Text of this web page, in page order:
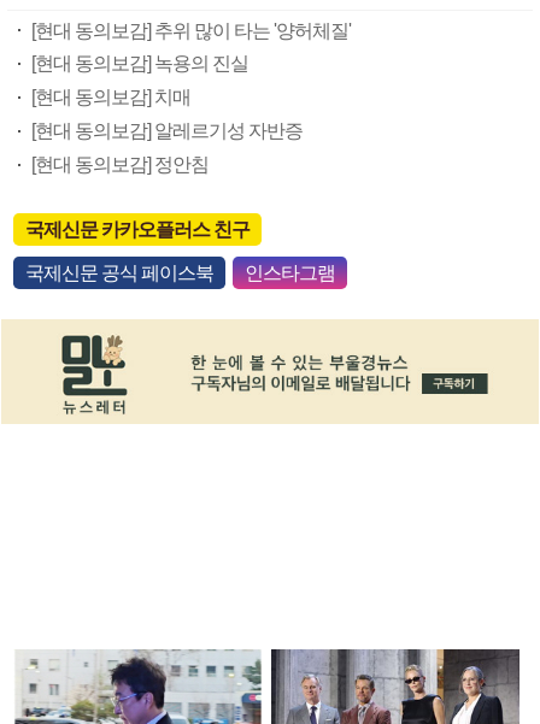
[현대 동의보감] 추위 많이 타는 '양허체질'
[현대 동의보감] 녹용의 진실
[현대 동의보감] 치매
[현대 동의보감] 알레르기성 자반증
[현대 동의보감] 정안침
국제신문 카카오플러스 친구
국제신문 공식 페이스북 인스타그램